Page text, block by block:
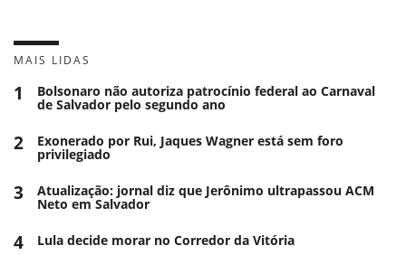
MAIS LIDAS
1 Bolsonaro não autoriza patrocínio federal ao Carnaval
de Salvador pelo segundo ano
2 Exonerado por Rui, Jaques Wagner está sem foro
privilegiado
3 Atualização: jornal diz que Jerônimo ultrapassou ACM
Neto em Salvador
4 Lula decide morar no Corredor da Vitória